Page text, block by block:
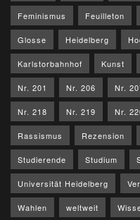
Feminismus Feuilleton
Glosse Heidelberg
Karlstorbahnhof Kunst
Nr. 201 Nr. 206 Nr.
Nr. 218 Nr. 219 Nr.
Rassismus Rezension
Studierende Studium
Universität Heidelberg
Wahlen weltweit